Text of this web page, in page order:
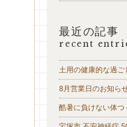
最近の記事
recent
土用の健康的な過ご
8月営業日のお知ら
酷暑に負けない体つ